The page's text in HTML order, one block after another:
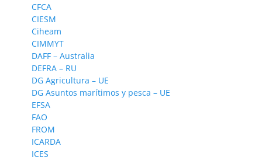
CFCA
CIESM
Ciheam
CIMMYT
DAFF – Australia
DEFRA – RU
DG Agricultura – UE
DG Asuntos marítimos y pesca – UE
EFSA
FAO
FROM
ICARDA
ICES